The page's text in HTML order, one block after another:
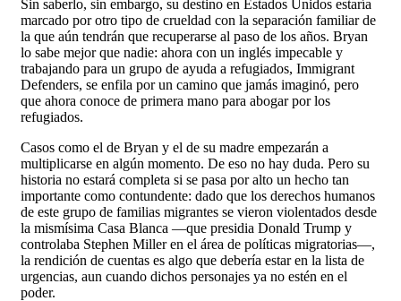
Sin saberlo, sin embargo, su destino en Estados Unidos estaría
marcado por otro tipo de crueldad con la separación familiar de
la que aún tendrán que recuperarse al paso de los años. Bryan
lo sabe mejor que nadie: ahora con un inglés impecable y
trabajando para un grupo de ayuda a refugiados, Immigrant
Defenders, se enfila por un camino que jamás imaginó, pero
que ahora conoce de primera mano para abogar por los
refugiados.
Casos como el de Bryan y el de su madre empezarán a
multiplicarse en algún momento. De eso no hay duda. Pero su
historia no estará completa si se pasa por alto un hecho tan
importante como contundente: dado que los derechos humanos
de este grupo de familias migrantes se vieron violentados desde
la mismísima Casa Blanca —que presidia Donald Trump y
controlaba Stephen Miller en el área de políticas migratorias—,
la rendición de cuentas es algo que debería estar en la lista de
urgencias, aun cuando dichos personajes ya no estén en el
poder.